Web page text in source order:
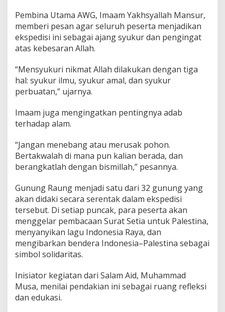
Pembina Utama AWG, Imaam Yakhsyallah Mansur,
memberi pesan agar seluruh peserta menjadikan
ekspedisi ini sebagai ajang syukur dan pengingat
atas kebesaran Allah.
“Mensyukuri nikmat Allah dilakukan dengan tiga
hal: syukur ilmu, syukur amal, dan syukur
perbuatan,” ujarnya.
Imaam juga mengingatkan pentingnya adab
terhadap alam.
“Jangan menebang atau merusak pohon.
Bertakwalah di mana pun kalian berada, dan
berangkatlah dengan bismillah,” pesannya.
Gunung Raung menjadi satu dari 32 gunung yang
akan didaki secara serentak dalam ekspedisi
tersebut. Di setiap puncak, para peserta akan
menggelar pembacaan Surat Setia untuk Palestina,
menyanyikan lagu Indonesia Raya, dan
mengibarkan bendera Indonesia–Palestina sebagai
simbol solidaritas.
Inisiator kegiatan dari Salam Aid, Muhammad
Musa, menilai pendakian ini sebagai ruang refleksi
dan edukasi.